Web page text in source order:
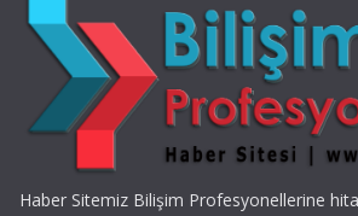
Haber Sitemiz Bilişim Profesyonellerine